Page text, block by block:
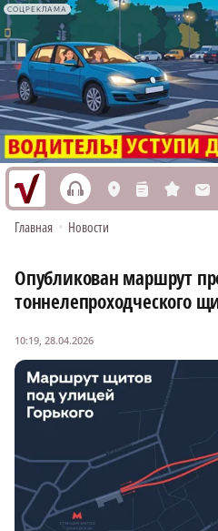
СОЦРЕКЛАМА
h L n s M
Главная • Новости
Опубликован маршрут
тоннелепроходческого
10:19, 28.04.2026